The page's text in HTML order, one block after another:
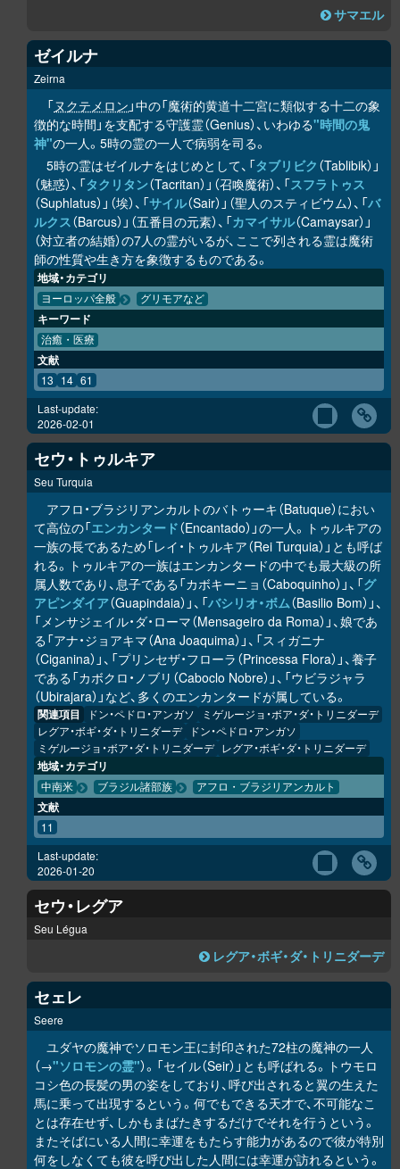
サマエル
ゼイルナ
Zeirna
「ヌクテメロン 」中の「魔術的黄道十二宮に類似する十二の象
徴的な時間」を支配する守護霊（Genius）、いわゆる"時間の鬼
神"の一人。5時の霊の一人で病弱を司る。
5時の霊はゼイルナをはじめとして、「タブリビク （Tablibik）」
（魅惑）、「タクリタン（Tacritan）」（召喚魔術）、「スフラトゥス
（Suphlatus）」（埃）、「サイル（Sair）」（聖人のスティビウム）、「バ
ルクス（Barcus）」（五番目の元素）、「カマイサル（Camaysar）」
（対立者の結婚）の7人の霊がいるが、ここで列される霊は魔術
師の性質や生き方を象徴するものである。
地域・カテゴリ
ヨーロッパ全般 グリモアなど
キーワード
治癒・医療
文献
13 14 61
Last-update:
2026-02-01
セウ・トゥルキア
Seu Turquia
アフロ・ブラジリアンカルトのバトゥーキ（Batuque）におい
て高位の「エンカンタード（Encantado）」の一人。トゥルキアの
一族の長であるため「レイ・トゥルキア（Rei Turquia）」とも呼ば
れる。トゥルキアの一族はエンカンタードの中でも最大級の所
属人数であり、息子である「カボキーニョ（Caboquinho）」、「グ
アピンダイア（Guapindaia）」、「バシリオ・ボム（Basilio Bom）」、
「メンサジェイル・ダ・ローマ（Mensageiro da Roma）」、娘であ
る「アナ・ジョアキマ（Ana Joaquima）」、「スィガニナ
（Ciganina）」、「プリンセザ・フローラ（Princessa Flora）」、養子
である「カボクロ・ノブリ（Caboclo Nobre）」、「ウビラジャラ
（Ubirajara）」など、多くのエンカンタードが属している。
関連項目 ドン・ペドロ・アンガソ
ミゲルージョ・ボア・ダ・トリニダーデ
レグア・ボギ・ダ・トリニダーデ
ドン・ペドロ・アンガソ
ミゲルージョ・ボア・ダ・トリニダーデ レグア・ボギ・ダ・トリニダーデ
地域・カテゴリ
中南米 ブラジル諸部族 アフロ・ブラジリアンカルト
文献
11
Last-update:
2026-01-20
セウ・レグア
Seu Légua
レグア・ボギ・ダ・トリニダーデ
セェレ
Seere
ユダヤの魔神でソロモン王に封印された72柱の魔神の一人
（→"ソロモンの霊"）。「セイル（Seir）」とも呼ばれる。トウモロ
コシ色の長髪の男の姿をしており、呼び出されると翼の生えた
馬に乗って出現するという。何でもできる天才で、不可能なこ
とは存在せず、しかもまばたきするだけでそれを行うという。
またそばにいる人間に幸運をもたらす能力があるので彼が特別
何をしなくても彼を呼び出した人間には幸運が訪れるという。